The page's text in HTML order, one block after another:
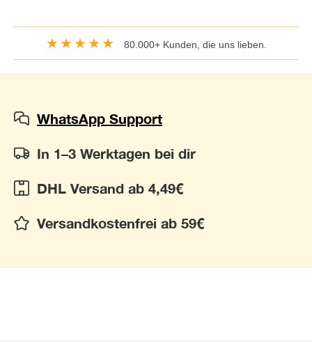
★★★★★ 80.000+ Kunden, die uns lieben.
WhatsApp Support
In 1–3 Werktagen bei dir
DHL Versand ab 4,49€
Versandkostenfrei ab 59€